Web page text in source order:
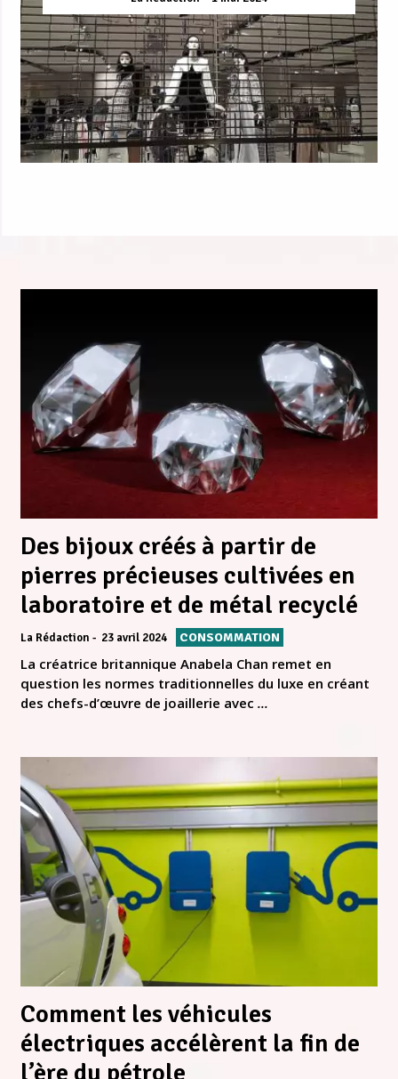
Des bijoux créés à partir de
pierres précieuses cultivées en
laboratoire et de métal recyclé
La Rédaction 23 avril 2024 CONSOMMATION
La créatrice britannique Anabela Chan remet en
question les normes traditionnelles du luxe en créant
des chefs-d’œuvre de joaillerie avec ...
Comment les véhicules
électriques accélèrent la fin de
l’ère du pétrole